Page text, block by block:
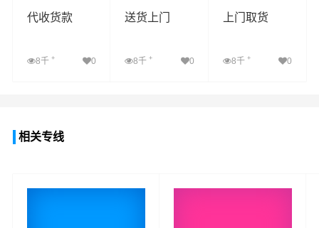
代收货款
8千 + 0
送货上门
8千+ 0
上门取货
8千 + 0
相关专线